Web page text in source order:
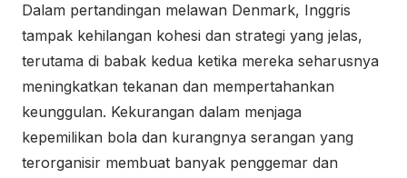
Dalam pertandingan melawan Denmark, Inggris
tampak kehilangan kohesi dan strategi yang jelas,
terutama di babak kedua ketika mereka seharusnya
meningkatkan tekanan dan mempertahankan
keunggulan. Kekurangan dalam menjaga
kepemilikan bola dan kurangnya serangan yang
terorganisir membuat banyak penggemar dan